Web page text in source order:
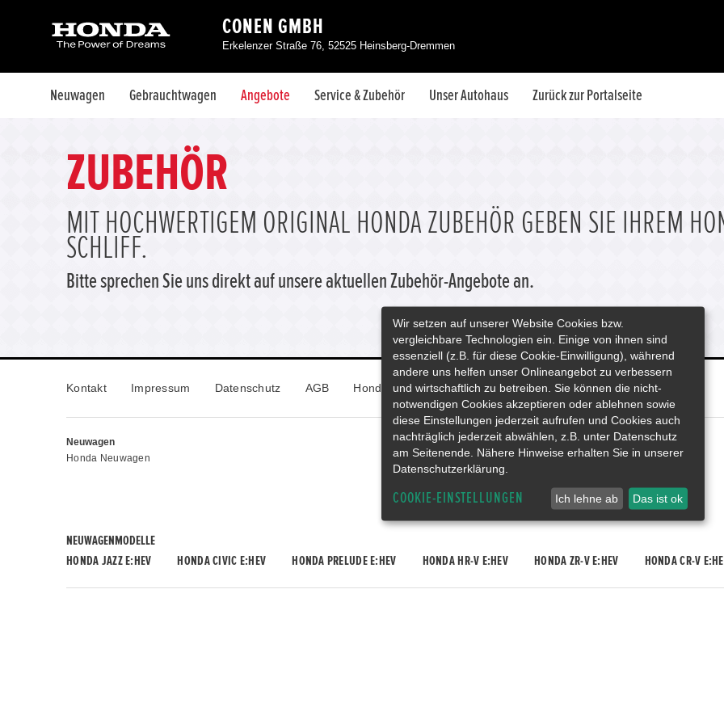
CONEN GMBH
Erkelenzer Straße 76, 52525 Heinsberg-Dremmen
Neuwagen Gebrauchtwagen Angebote Service & Zubehör Unser Autohaus Zurück zur Portalseite
ZUBEHÖR
MIT HOCHWERTIGEM ORIGINAL HONDA ZUBEHÖR GEBEN SIE IHREM
SCHLIFF.
Bitte sprechen Sie uns direkt auf unsere aktuellen Zubehör-Angebote an.
Kontakt Impressum Datenschutz AGB Honda Deutschland
Neuwagen
Honda Neuwagen
Gebrauchtwagen
Honda Gebrauchtwagen
Honda Vorführwagen
Gesamtbestand
NEUWAGENMODELLE
HONDA JAZZ E:HEV
HONDA CIVIC E:HEV HONDA PRELUDE E:HEV HONDA HR-V E:HEV HONDA ZR-V E:HEV HONDA CR-V
Wir setzen auf unserer Website Cookies bzw.
vergleichbare Technologien ein. Einige von ihnen sind
essenziell (z.B. für diese Cookie-Einwilligung), während
andere uns helfen unser Onlineangebot zu verbessern
und wirtschaftlich zu betreiben. Sie können die nicht-
notwendigen Cookies akzeptieren oder ablehnen sowie
diese Einstellungen jederzeit aufrufen und Cookies auch
nachträglich jederzeit abwählen, z.B. unter Datenschutz
am Seitenende. Nähere Hinweise erhalten Sie in unserer
Datenschutzerklärung.
COOKIE-EINSTELLUNGEN Ich lehne ab Das ist ok